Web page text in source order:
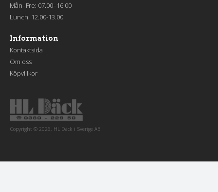
Mån–Fre: 07.00–16.00
Lunch: 12.00-13.00
Information
Kontaktsida
Om oss
Köpvillkor
Copyright © 2026, HL Däck i Sverige AB